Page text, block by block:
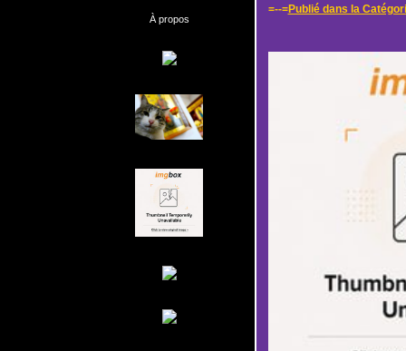
À propos
=--=Publié dans la